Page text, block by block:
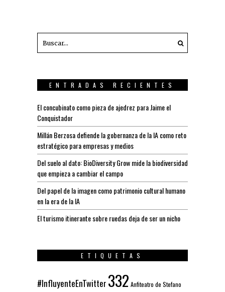
ENTRADAS RECIENTES
El concubinato como pieza de ajedrez para Jaime el
Conquistador
Millán Berzosa defiende la gobernanza de la IA como reto
estratégico para empresas y medios
Del suelo al dato: BioDiversity Grow mide la biodiversidad
que empieza a cambiar el campo
Del papel de la imagen como patrimonio cultural humano
en la era de la IA
El turismo itinerante sobre ruedas deja de ser un nicho
ETIQUETAS
#InfluyenteEnTwitter 332 Anfiteatro de Stefano